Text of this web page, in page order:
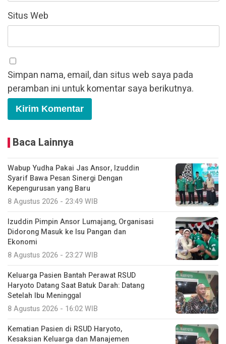
Situs Web
Simpan nama, email, dan situs web saya pada
peramban ini untuk komentar saya berikutnya.
Baca Lainnya
Wabup Yudha Pakai Jas Ansor, Izuddin
Syarif Bawa Pesan Sinergi Dengan
Kepengurusan yang Baru
8 Agustus 2026 - 23:49 WIB
Izuddin Pimpin Ansor Lumajang, Organisasi
Didorong Masuk ke Isu Pangan dan
Ekonomi
8 Agustus 2026 - 23:27 WIB
Keluarga Pasien Bantah Perawat RSUD
Haryoto Datang Saat Batuk Darah: Datang
Setelah Ibu Meninggal
8 Agustus 2026 - 16:02 WIB
Kematian Pasien di RSUD Haryoto,
Kesaksian Keluarga dan Manajemen